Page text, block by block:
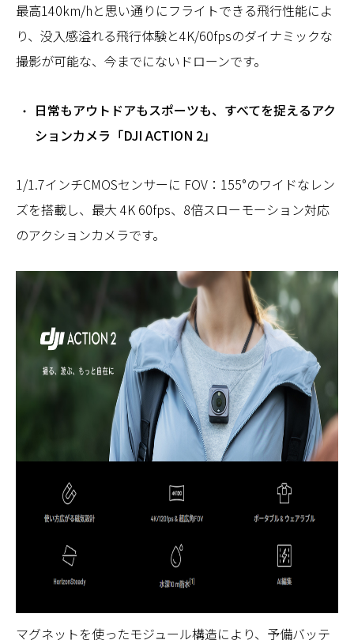
最高140km/hと思い通りにフライトできる飛行性能によ
り、没入感溢れる飛行体験と4K/60fpsのダイナミックな
撮影が可能な、今までにないドローンです。
日常もアウトドアもスポーツも、すべてを捉えるアク
ションカメラ「DJI ACTION 2」
1/1.7インチCMOSセンサーに FOV：155°のワイドなレン
ズを搭載し、最大 4K 60fps、8倍スローモーション対応
のアクションカメラです。
マグネットを使ったモジュール構造により、予備バッテ